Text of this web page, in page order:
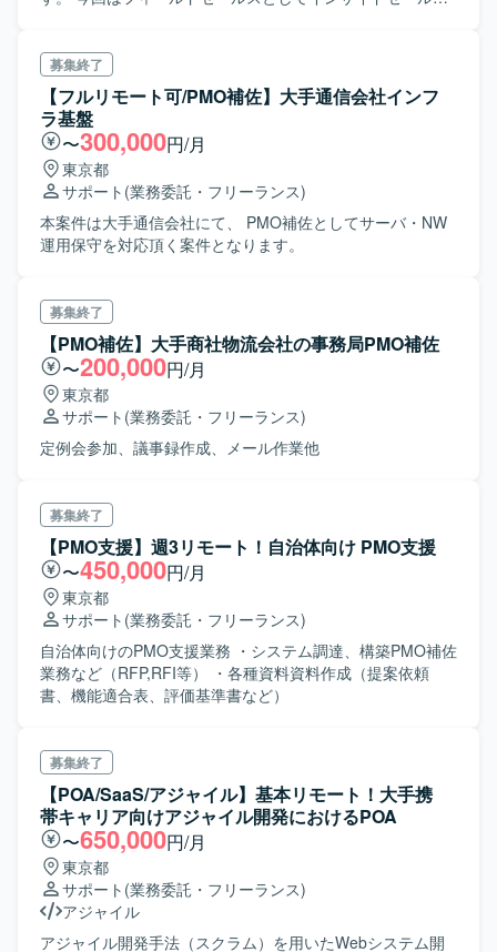
ービスの紹介から提案〜見積もり提示〜受注〜入金までが
主な内容です。 入金されたら、弊社の別の導入支援チーム
が巻き取ります。 即戦力では無くともお人柄を重視してお
ります。
募集終了
【フルリモート可/PMO補佐】大手通信会社インフ
ラ基盤
〜300,000円/月
東京都
サポート (業務委託・フリーランス)
本案件は大手通信会社にて、 PMO補佐としてサーバ・NW
運用保守を対応頂く案件となります。
募集終了
【PMO補佐】大手商社物流会社の事務局PMO補佐
〜200,000円/月
東京都
サポート (業務委託・フリーランス)
定例会参加、議事録作成、メール作業他
募集終了
【PMO支援】週3リモート！自治体向け PMO支援
〜450,000円/月
東京都
サポート (業務委託・フリーランス)
自治体向けのPMO支援業務 ・システム調達、構築PMO補佐
業務など（RFP,RFI等） ・各種資料資料作成（提案依頼
書、機能適合表、評価基準書など）
募集終了
【POA/SaaS/アジャイル】基本リモート！大手携
帯キャリア向けアジャイル開発におけるPOA
〜650,000円/月
東京都
サポート (業務委託・フリーランス)
アジャイル
アジャイル開発手法（スクラム）を用いたWebシステム開